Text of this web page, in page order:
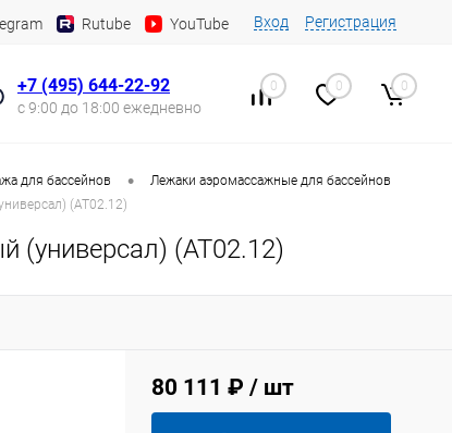
Rutube YouTube Вход Регистрация
+7 (495) 644-22-92
с 9:00 до 18:00 ежедневно
0 0 0
для бассейнов • Лежаки аэромассажные для бассейнов
(AT02.12)
(универсал) (AT02.12)
80 111 ₽ / шт